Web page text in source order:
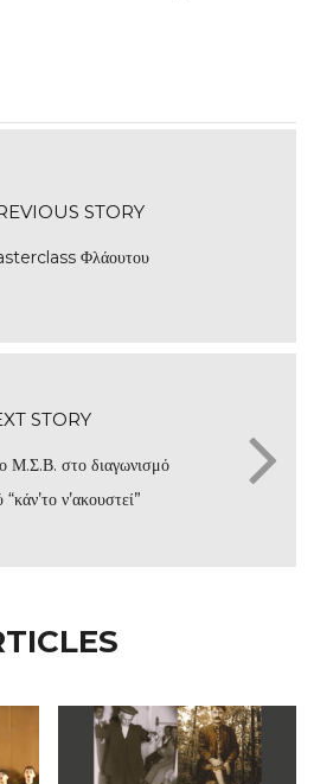
STORY
Φλάουτου
STORY
Μ.Σ.Β. στο διαγωνισμό
ν’ακουστεί”